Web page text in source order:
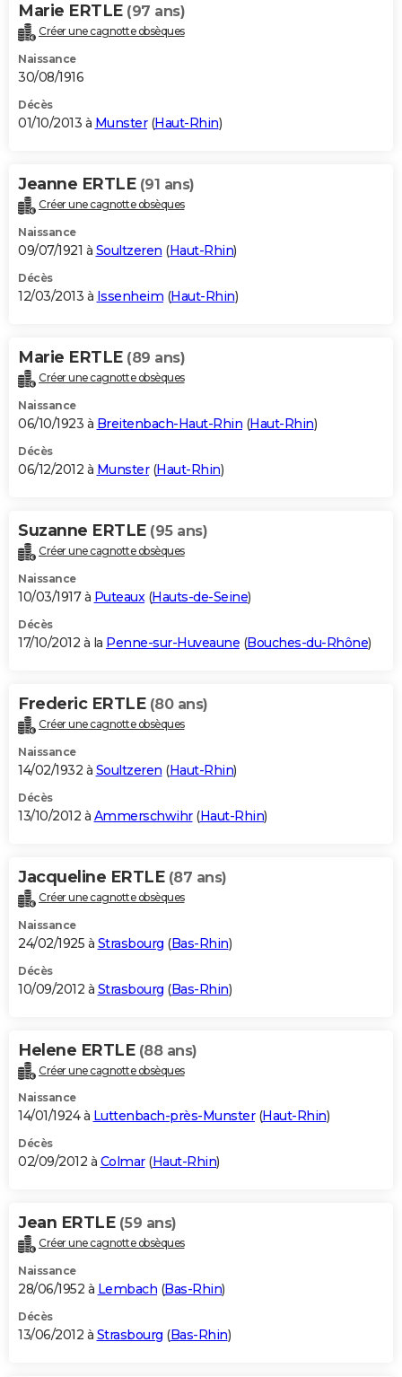
Marie ERTLE (97 ans)
Créer une cagnotte obsèques
Naissance
30/08/1916
Décès
01/10/2013 à Munster(Haut-Rhin)
Jeanne ERTLE (91 ans)
Créer une cagnotte obsèques
Naissance
09/07/1921 à Soultzeren (Haut-Rhin)
Décès
12/03/2013 à Issenheim (Haut-Rhin)
Marie ERTLE (89 ans)
Créer une cagnotte obsèques
Naissance
06/10/1923 à Breitenbach-Haut-Rhin (Haut-Rhin)
Décès
06/12/2012 à Munster(Haut-Rhin)
Suzanne ERTLE (95 ans)
Créer une cagnotte obsèques
Naissance
10/03/1917 à Puteaux(Hauts-de-Seine)
Décès
17/10/2012 à la Penne-sur-Huveaune (Bouches-du-Rhône)
Frederic ERTLE (80 ans)
Créer une cagnotte obsèques
Naissance
14/02/1932 à Soultzeren (Haut-Rhin)
Décès
13/10/2012 à Ammerschwihr(Haut-Rhin)
Jacqueline ERTLE (87 ans)
Créer une cagnotte obsèques
Naissance
24/02/1925 à Strasbourg (Bas-Rhin)
Décès
10/09/2012 à Strasbourg (Bas-Rhin)
Helene ERTLE (88 ans)
Créer une cagnotte obsèques
Naissance
14/01/1924 à Luttenbach-près-Munster(Haut-Rhin)
Décès
02/09/2012 à Colmar(Haut-Rhin)
Jean ERTLE (59 ans)
Créer une cagnotte obsèques
Naissance
28/06/1952 à Lembach (Bas-Rhin)
Décès
13/06/2012 à Strasbourg (Bas-Rhin)